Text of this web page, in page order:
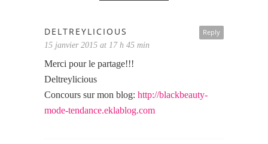
Reply
DELTREYLICIOUS
15 janvier 2015 at 17 h 45 min
Merci pour le partage!!!
Deltreylicious
Concours sur mon blog: http://blackbeauty-
mode-tendance.eklablog.com